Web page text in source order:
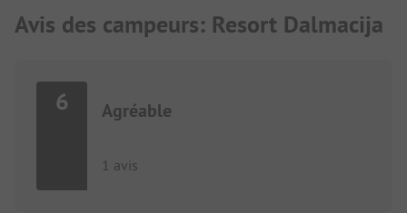
Avis des campeurs: Resort Dalmacija
6 Agréable
1 avis